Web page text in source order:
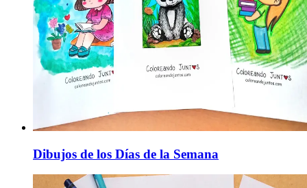
Dibujos de los Días de la Semana